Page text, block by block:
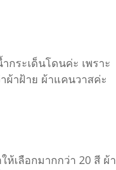
กระเด็นโดนค่ะ เพราะ
ผ้าฝ้าย ผ้าแคนวาสค่ะ
ห้เลือกมากกว่า 20 สี ผ้า